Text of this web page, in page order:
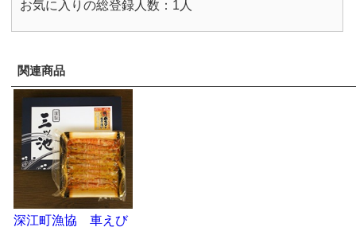
お気に入りの総登録人数：1人
関連商品
深江町漁協 車えび